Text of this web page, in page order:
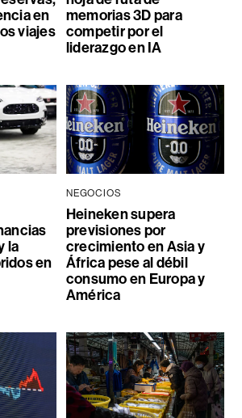
en
viajes
memorias 3D para
competir por el
liderazgo en IA
la
en
NEGOCIOS
Heineken supera
previsiones por
crecimiento en Asia y
África pese al débil
consumo en Europa y
América